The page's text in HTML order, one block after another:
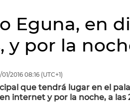
Eguna, en
y por la
201608:16 (UTC+1)
que tendrá lugar en el
internet y por la noche, a las